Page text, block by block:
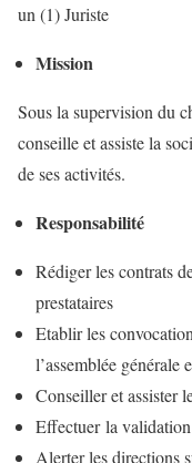
un (1) Juriste
Mission
Sous la supervision du
conseille et assiste la
de ses activités.
Responsabilité
Rédiger les contrats
prestataires
Etablir les
l’assemblée générale
Conseiller et assister
Effectuer la
Alerter les directions